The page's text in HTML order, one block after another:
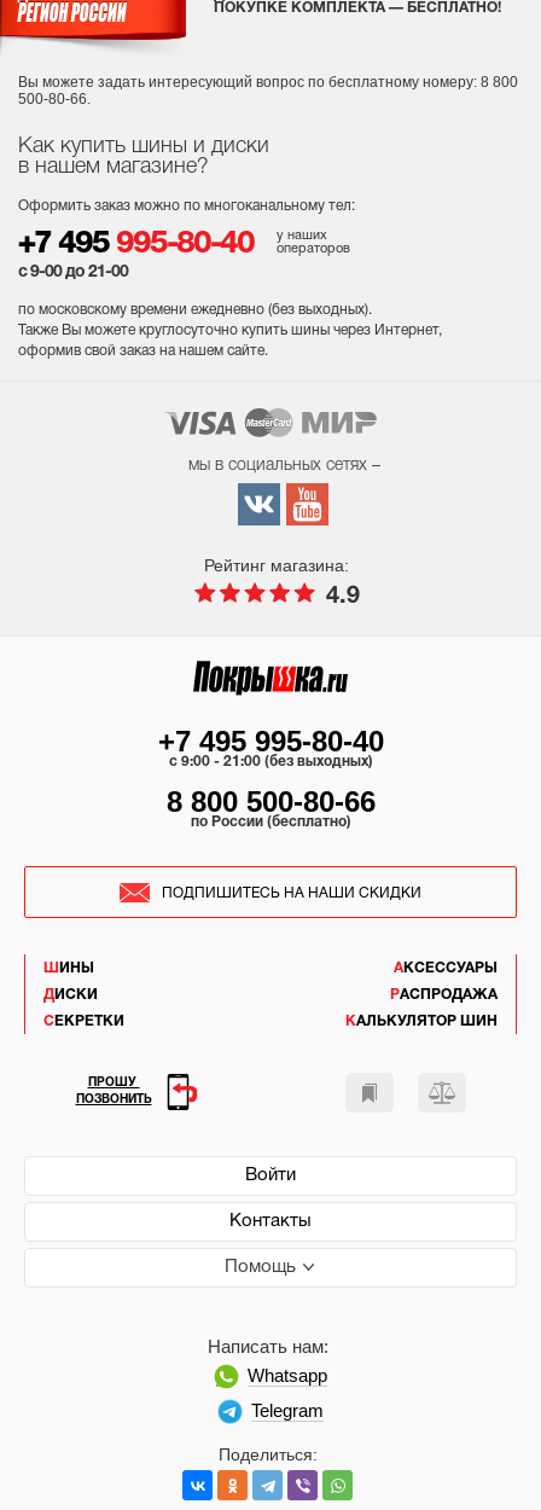
Как купить шины и диски
в нашем магазине?
Оформить заказ можно по многоканальному тел:
+7 495 995-80-40
у наших
операторов
с 9-00 до 21-00
по московскому времени ежедневно (без выходных).
Также Вы можете круглосуточно купить шины через Интернет,
оформив свой заказ на нашем сайте.
ПОКУПКЕ КОМПЛЕКТА — БЕСПЛАТНО!
Вы можете задать интересующий вопрос по бесплатному номеру: 8 800
500-80-66.
мы в социальных сетях –
Рейтинг магазина:
4.9
ШИНЫ
ДИСКИ
СЕКРЕТКИ
АКСЕССУАРЫ
РАСПРОДАЖА
КАЛЬКУЛЯТОР ШИН
Войти
Контакты
Помощь
Поделиться:
Написать нам:
Whatsapp
Telegram
+7 495 995-80-40
c 9:00 - 21:00 (без выходных)
8 800 500-80-66
по России (бесплатно)
ПОДПИШИТЕСЬ НА НАШИ СКИДКИ
ПРОШУ
ПОЗВОНИТЬ